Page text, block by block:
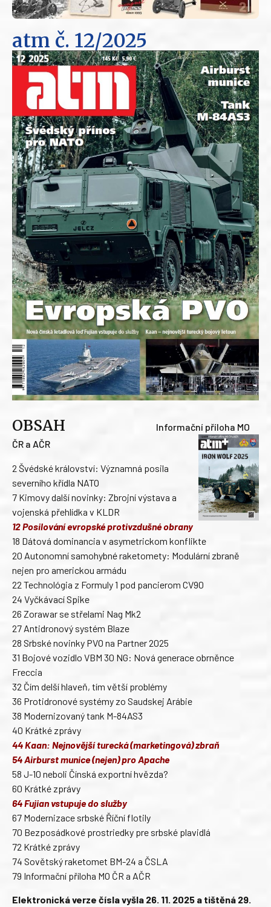
atm č. 12/2025
OBSAH
Informační příloha MO
ČR a AČR
2 Švédské království: Významná posila
severního křídla NATO
7 Kimovy další novinky: Zbrojní výstava a
vojenská přehlídka v KLDR
12 Posilování evropské protivzdušné obrany
18 Dátová dominancia v asymetrickom konflikte
20 Autonomní samohybné raketomety: Modulární zbraně
nejen pro americkou armádu
22 Technológia z Formuly 1 pod pancierom CV90
24 Vyčkávací Spike
26 Zorawar se střelami Nag Mk2
27 Antidronový systém Blaze
28 Srbské novinky PVO na Partner 2025
31 Bojové vozidlo VBM 30 NG: Nová generace obrněnce
Freccia
32 Čím delší hlaveň, tím větší problémy
36 Protidronové systémy zo Saudskej Arábie
38 Modernizovaný tank M-84AS3
40 Krátké zprávy
44 Kaan: Nejnovější turecká (marketingová) zbraň
54 Airburst munice (nejen) pro Apache
58 J-10 neboli Čínská exportní hvězda?
60 Krátké zprávy
64 Fujian vstupuje do služby
67 Modernizace srbské Říční flotily
70 Bezposádkové prostriedky pre srbské plavidlá
72 Krátké zprávy
74 Sovětský raketomet BM-24 a ČSLA
79 Informační příloha MO ČR a AČR
Elektronická verze čísla vyšla 26. 11. 2025 a tištěná 29.